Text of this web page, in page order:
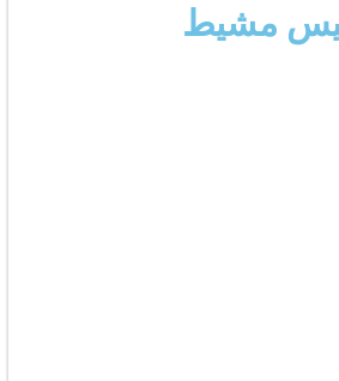
مشيط